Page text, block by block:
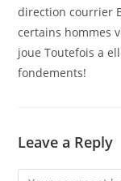
direction courrier
certains hommes
joue Toutefois a
fondements!
Leave a Reply